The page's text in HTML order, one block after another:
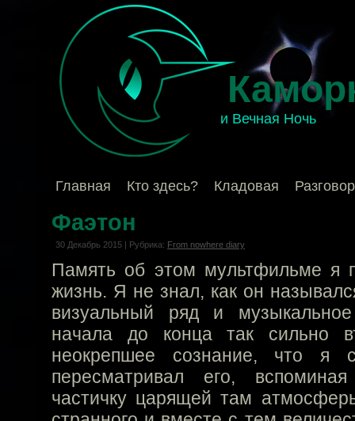
и Вечная Ночь
Главная Кто здесь? Кладовая
Фаэтон
30 Декабрь 2015 | Рубрика: From nowhere diary
Память об этом мультфильме я
жизнь. Я не знал, как он
визуальный ряд и
начала до конца так сильно
неокрепшее сознание, что я
пересматривал его,
частичку царящей там